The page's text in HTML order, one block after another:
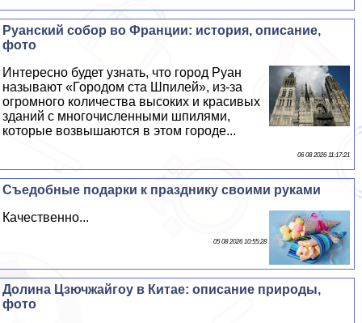
Руанский собор во Франции: история, описание,
фото
Интересно будет узнать, что город Руан
называют «Городом ста Шпилей», из-за
огромного количества высоких и красивых
зданий с многочисленными шпилями,
которые возвышаются в этом городе...
06 08 2026 11:17:21
Съедобные подарки к празднику своими руками
Качественно...
05 08 2026 10:55:28
Долина Цзючжайгоу в Китае: описание природы,
фото